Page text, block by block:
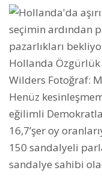
Hollanda Özgürlük
Wilders Fotoğraf:
Henüz
eğilimli
16,7’şer oy
150 sandalyeli
sandalye sahibi